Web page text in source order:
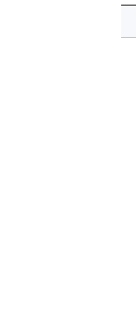
촌
합